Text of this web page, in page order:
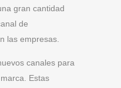
gran cantidad
de
las empresas.
canales para
Estas